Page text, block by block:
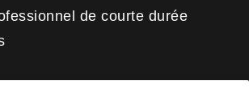
de courte durée